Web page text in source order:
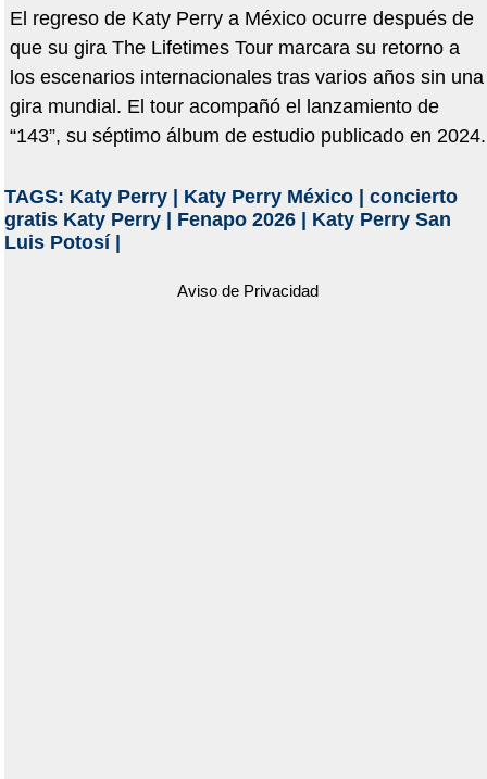
El regreso de Katy Perry a México ocurre después de
que su gira The Lifetimes Tour marcara su retorno a
los escenarios internacionales tras varios años sin una
gira mundial. El tour acompañó el lanzamiento de
“143”, su séptimo álbum de estudio publicado en 2024.
TAGS: Katy Perry| Katy Perry México| concierto
gratis Katy Perry| Fenapo 2026| Katy Perry San
Luis Potosí|
Aviso de Privacidad